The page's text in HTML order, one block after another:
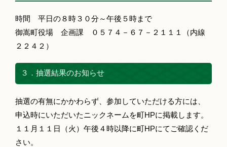
時間 平日の８時３０分～午後５時まで
御嵩町役場 企画課 ０５７４－６７－２１１１（内線
２２４２）
３．抽選結果のお知らせ
抽選の有無にかかわらず、参加していただける方には、
申込時にいただいたニックネームを町HPに掲載します。
１１月１１日（火）午後４時以降に町HPにてご確認くだ
さい。